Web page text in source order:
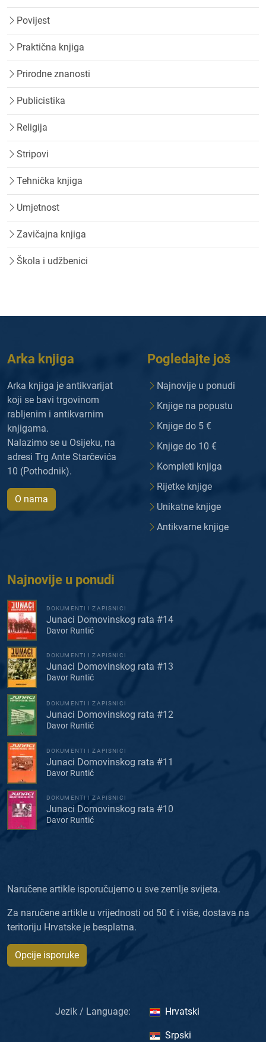
Povijest
Praktična knjiga
Prirodne znanosti
Publicistika
Religija
Stripovi
Tehnička knjiga
Umjetnost
Zavičajna knjiga
Škola i udžbenici
Arka knjiga
Arka knjiga je antikvarijat
koji se bavi trgovinom
rabljenim i antikvarnim
knjigama.
Nalazimo se u Osijeku, na
adresi Trg Ante Starčevića
10 (Pothodnik).
O nama
Pogledajte još
Najnovije u ponudi
Knjige na popustu
Knjige do 5 €
Knjige do 10 €
Kompleti knjiga
Rijetke knjige
Unikatne knjige
Antikvarne knjige
Najnovije u ponudi
DOKUMENTI I ZAPISNICI
Junaci Domovinskog rata #14
Davor Runtić
DOKUMENTI I ZAPISNICI
Junaci Domovinskog rata #13
Davor Runtić
DOKUMENTI I ZAPISNICI
Junaci Domovinskog rata #12
Davor Runtić
DOKUMENTI I ZAPISNICI
Junaci Domovinskog rata #11
Davor Runtić
DOKUMENTI I ZAPISNICI
Junaci Domovinskog rata #10
Davor Runtić
Naručene artikle isporučujemo u sve zemlje svijeta.
Za naručene artikle u vrijednosti od 50 € i više, dostava na
teritoriju Hrvatske je besplatna.
Opcije isporuke
Jezik / Language: Hrvatski
Srpski